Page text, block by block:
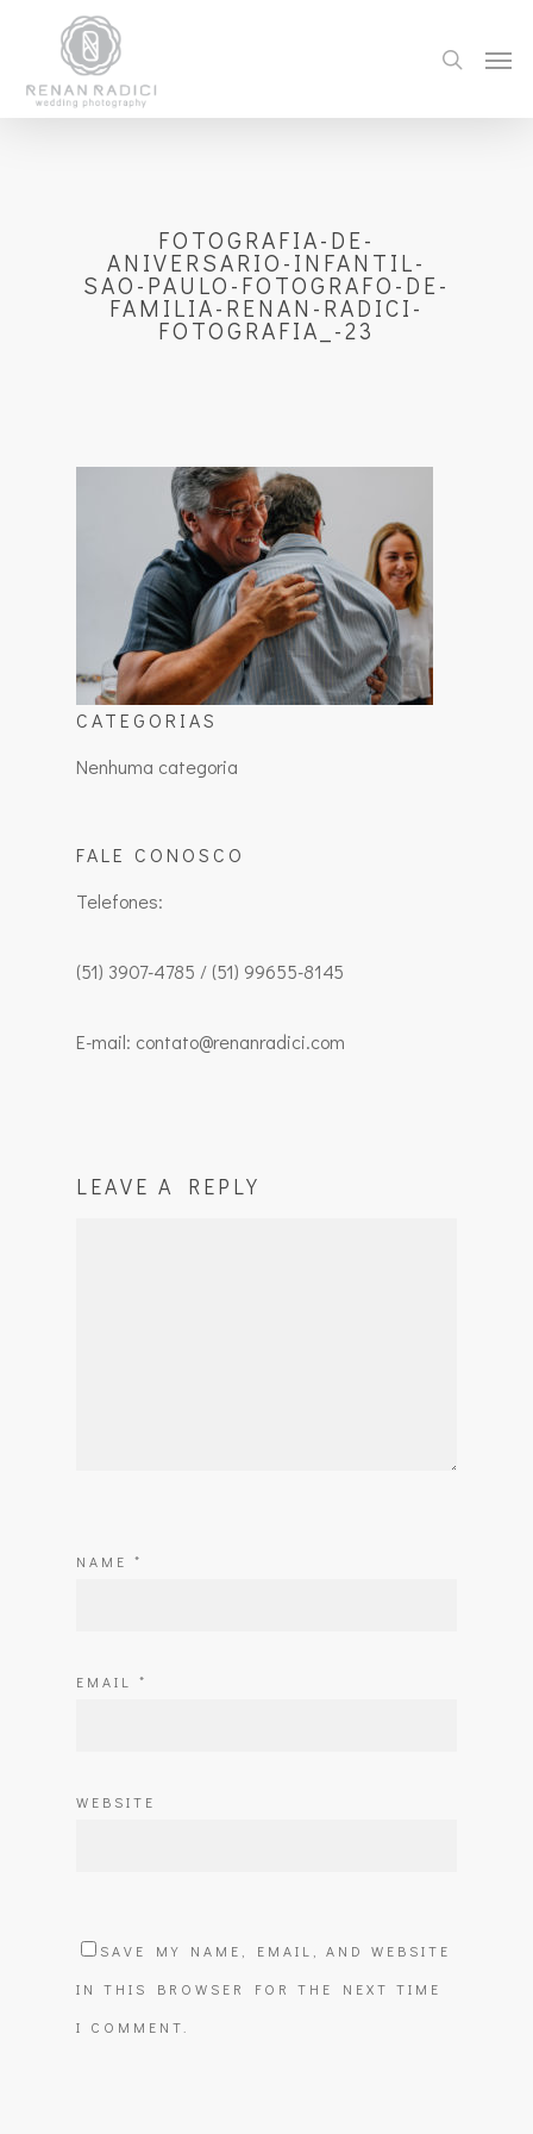
FOTOGRAFIA-DE-
ANIVERSARIO-INFANTIL-
SAO-PAULO-FOTOGRAFO-DE-
FAMILIA-RENAN-RADICI-
FOTOGRAFIA_-23
CATEGORIAS
Nenhuma categoria
FALE CONOSCO
Telefones:
(51) 3907-4785 / (51) 99655-8145
E-mail: contato@renanradici.com
LEAVE A REPLY
NAME *
EMAIL *
WEBSITE
SAVE MY NAME, EMAIL, AND WEBSITE
IN THIS BROWSER FOR THE NEXT TIME
I COMMENT.